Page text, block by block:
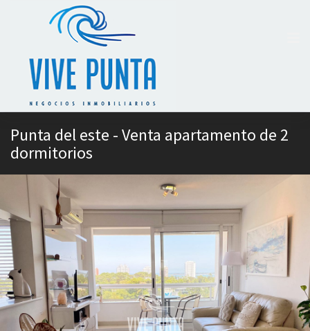
Punta del este - Venta apartamento de 2
dormitorios